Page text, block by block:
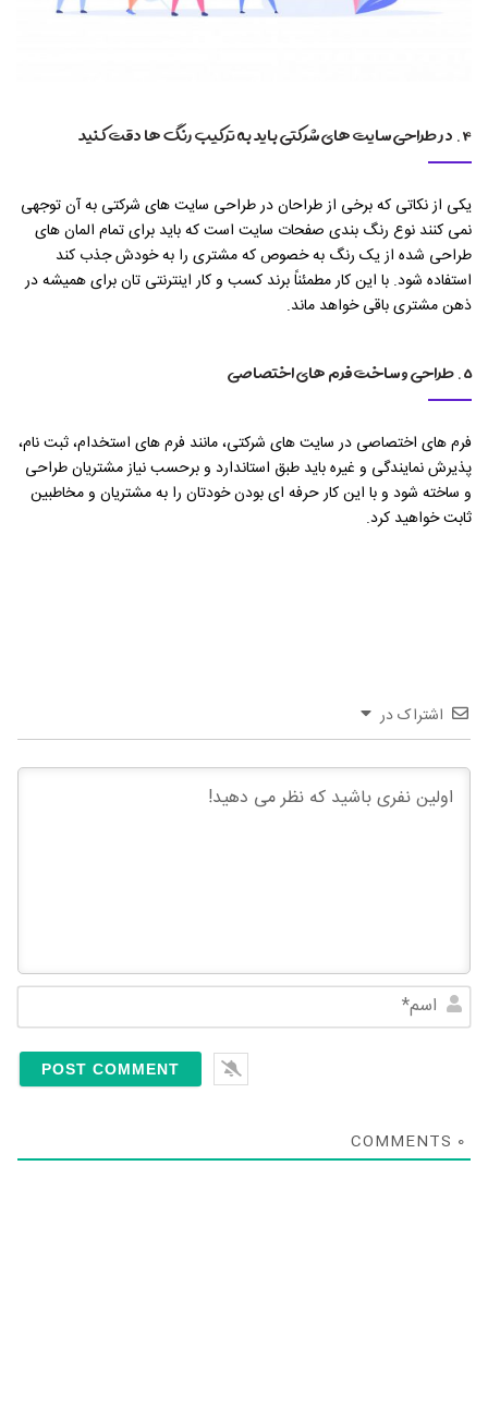
۴. در طراحی سایت های شرکتی باید به ترکیب رنگ ها دقت کنید
یکی از نکاتی که برخی از طراحان در طراحی سایت های شرکتی به آن توجهی
نمی کنند نوع رنگ بندی صفحات سایت است که باید برای تمام المان های
طراحی شده از یک رنگ به خصوص که مشتری را به خودش جذب کند
استفاده شود. با این کار مطمئناً برند کسب و کار اینترنتی تان برای همیشه در
ذهن مشتری باقی خواهد ماند.
۵. طراحی و ساخت فرم های اختصاصی
فرم های اختصاصی در سایت های شرکتی، مانند فرم های استخدام، ثبت نام،
پذیرش نمایندگی و غیره باید طبق استاندارد و برحسب نیاز مشتریان طراحی
و ساخته شود و با این کار حرفه ای بودن خودتان را به مشتریان و مخاطبین
ثابت خواهید کرد.
اشتراک در
0